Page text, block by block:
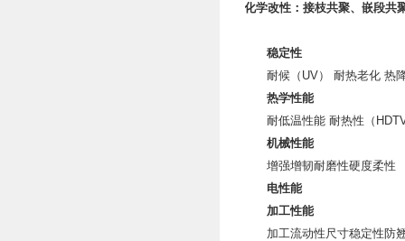
化学改性：接枝共聚、嵌段共
稳定性
耐候（UV）耐热老化热
热学性能
耐低温性能耐热性（
机械性能
增强增韧耐磨性硬度柔性
电性能
加工性能
加工流动性尺寸稳定性防